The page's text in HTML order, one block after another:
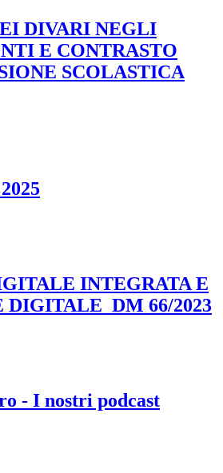
DIVARI NEGLI
E CONTRASTO
SCOLASTICA
INTEGRATA E
DIGITALE_DM 66/2023
- I nostri podcast